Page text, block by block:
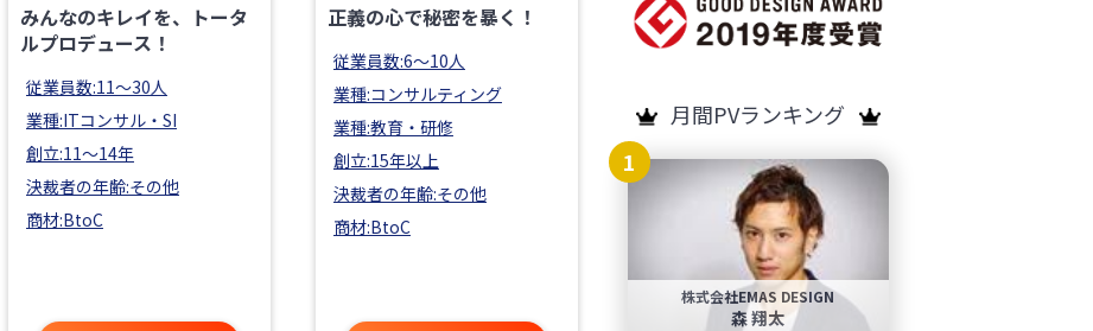
みんなのキレイを、トータ
ルプロデュース！
従業員数:11〜30人
業種:ITコンサル・SI
創立:11〜14年
決裁者の年齢:その他
商材:BtoC
正義の心で秘密を暴く！
従業員数:6～10人
業種:コンサルティング
業種:教育・研修
創立:15年以上
決裁者の年齢:その他
商材:BtoC
月間PVランキング
1
株式会社EMAS DESIGN
森 翔太